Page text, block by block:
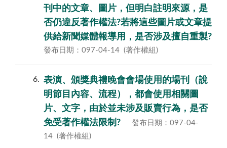
刊中的文章、圖片，但明白註明來源，是
否仍違反著作權法?若將這些圖片或文章提
供給新聞媒體報導用，是否涉及擅自重製?
發布日期：097-04-14 (著作權組)
6
表演、頒獎典禮晚會會場使用的場刊（說
明節目內容、流程），都會使用相關圖
片、文字，由於並未涉及販賣行為，是否
免受著作權法限制?
發布日期：097-04-
14 (著作權組)